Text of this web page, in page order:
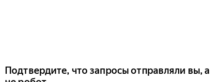
Подтвердите, что запросы отправляли вы, а